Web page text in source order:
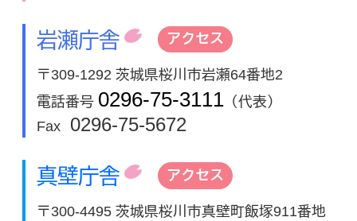
岩瀬庁舎 アクセス
〒309-1292 茨城県桜川市岩瀬64番地2
電話番号 0296-75-3111 （代表）
Fax
0296-75-5672
真壁庁舎 アクセス
〒300-4495 茨城県桜川市真壁町飯塚911番地